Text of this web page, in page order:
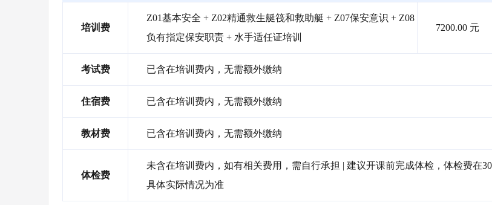
培训费
Z01基本安全 + Z02精通救生艇筏和救助艇 + Z07保安意识 + Z08
负有指定保安职责 + 水手适任证培训
7200.00 元
考试费 已含在培训费内，无需额外缴纳
住宿费 已含在培训费内，无需额外缴纳
教材费 已含在培训费内，无需额外缴纳
体检费
未含在培训费内，如有相关费用，需自行承担 | 建议开课前完成体检，体检费在
具体实际情况为准